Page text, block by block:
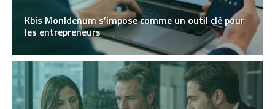
Kbis MonIdenum s’impose comme un outil clé pour
les entrepreneurs